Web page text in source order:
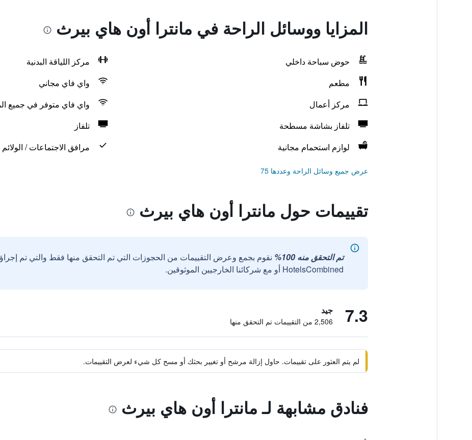
المزايا ووسائل الراحة في مانترا أون هاي بيرث
حوض سباحة داخلي
مركز اللياقة البدنية
مطعم
واي فاي مجاني
مركز أعمال
واي فاي متوفر في جميع
تلفاز بشاشة مسطحة
تلفاز
لوازم استحمام مجانية
مرافق الاجتماعات / الولائم
عرض جميع وسائل الراحة وعددها 75
تقييمات حول مانترا أون هاي بيرث
تم التحقق منه 100%
نقوم بجمع وعرض التقييمات من الحجوزات التي تم التحقق منها فقط والتي تم
HotelsCombined أو مع شركائنا الخارجيين الموثوقين.
7.3 جيد
2,506 من التقييمات تم التحقق منها
لم يتم العثور على تقييمات. حاول إزالة مرشح أو تغيير بحثك أو مسح كل شيء لعرض التقييمات.
فنادق مشابهة لـ مانترا أون هاي بيرث